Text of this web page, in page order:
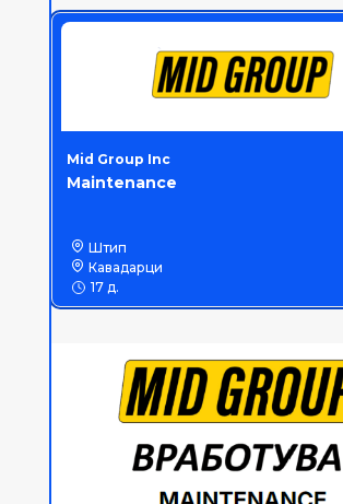
Mid Group Inc
Maintenance
Штип
Кавадарци
17 д.